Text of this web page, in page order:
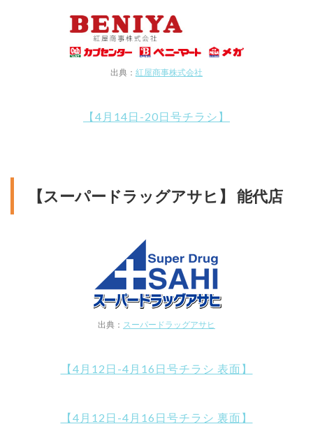
出典： 紅屋商事株式会社
【4月14日-20日号チラシ】
【スーパードラッグアサヒ】 能代店
出典： スーパードラッグアサヒ
【4月12日-4月16日号チラシ 表面】
【4月12日-4月16日号チラシ 裏面】